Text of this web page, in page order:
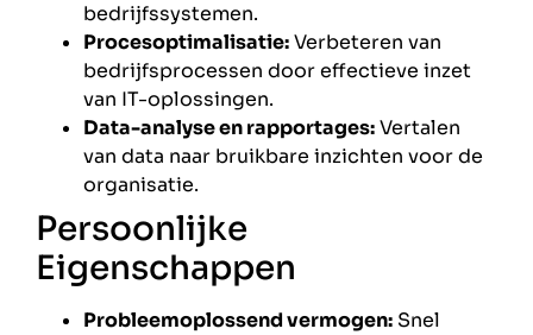
bedrijfssystemen.
Procesoptimalisatie:Verbeteren van
bedrijfsprocessen door effectieve inzet
van IT-oplossingen.
Data-analyse en rapportages:Vertalen
van data naar bruikbare inzichten voor de
organisatie.
Persoonlijke
Eigenschappen
Probleemoplossend vermogen: Snel